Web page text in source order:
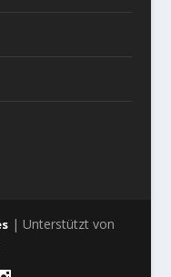
| Unterstützt von